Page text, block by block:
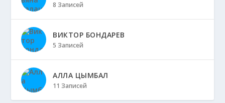
8 Записей
ВИКТОР БОНДАРЕВ
5 Записей
АЛЛА ЦЫМБАЛ
11 Записей